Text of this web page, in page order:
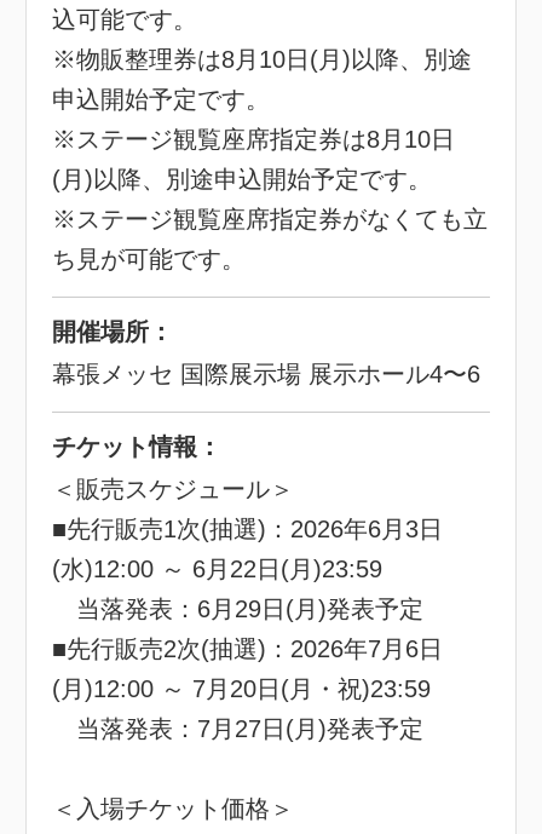
込可能です。
※物販整理券は8月10日(月)以降、別途
申込開始予定です。
※ステージ観覧座席指定券は8月10日
(月)以降、別途申込開始予定です。
※ステージ観覧座席指定券がなくても立
ち見が可能です。
開催場所：
幕張メッセ 国際展示場 展示ホール4〜6
チケット情報：
＜販売スケジュール＞
■先行販売1次(抽選)：2026年6月3日
(水)12:00 ～ 6月22日(月)23:59
当落発表：6月29日(月)発表予定
■先行販売2次(抽選)：2026年7月6日
(月)12:00 ～ 7月20日(月・祝)23:59
当落発表：7月27日(月)発表予定
＜入場チケット価格＞